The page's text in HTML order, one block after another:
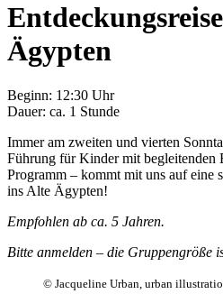
Ägypten
Beginn: 12:30 Uhr
Dauer: ca. 1 Stunde
Immer am zweiten und vierten
Führung für Kinder mit begleitenden
Programm – kommt mit uns auf eine
ins Alte Ägypten!
Empfohlen ab ca. 5 Jahren.
Bitte anmelden – die Gruppengröße
© Jacqueline Urban, urban